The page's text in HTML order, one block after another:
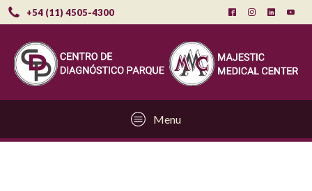
+54 (11) 4505-4300
Menu